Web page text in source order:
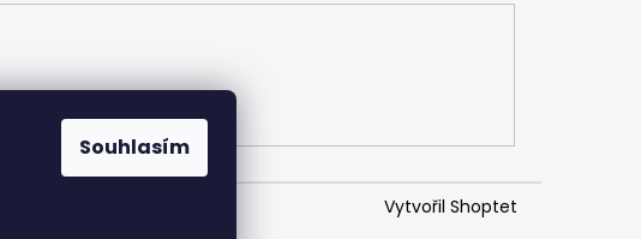
Souhlasím
Vytvořil Shoptet